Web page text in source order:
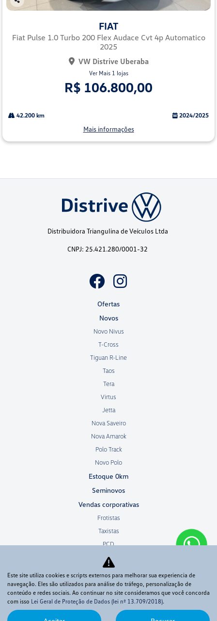
Co
lhe
FIAT
Fiat Pulse 1.0 Turbo 200 Flex Audace Cvt 4p Automatico
2025
VW Distrive Uberaba
Ver Mais 1 lojas
R$ 106.800,00
42.200 km 2024/2025
Mais informações
Distribuidora Triangulina de Veículos Ltda
CNPJ: 25.421.280/0001-32
Ofertas
Novos
Novo Nivus
T-Cross
Tiguan R-Line
Taos
Tera
Virtus
Jetta
Nova Saveiro
Nova Amarok
Polo Track
Novo Polo
Estoque 0km
Seminovos
Vendas corporativas
Frotistas
Taxistas
PCD
Microempresa
Autoescola
Produtor rural
Agende sua revisão
Este site utiliza cookies e scripts externos para melhorar sua experiencia de
navegação. Eles são utilizados para análise do tráfego, personalização de
conteúdo e redes sociais. Ao continuar no site consideramos que você concorda
com isso Lei Geral de Proteção de Dados (lei nº 13.709/2018).